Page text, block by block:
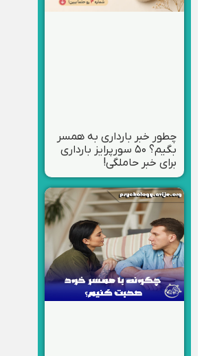
چطور خبر بارداری به همسر
بگیم؟ ۵۰ سورپرایز بارداری
برای خبر حاملگی!